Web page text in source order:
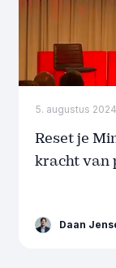
5. augustus 2024
Reset je
kracht van
Daan